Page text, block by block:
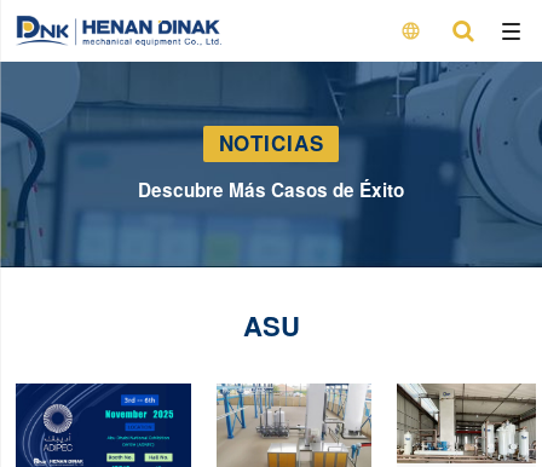

NOTICIAS
Descubre Más Casos de Éxito
ASU